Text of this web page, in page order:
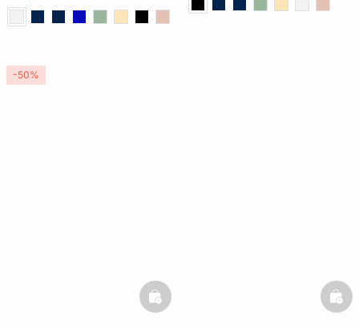
basketfull
-50%